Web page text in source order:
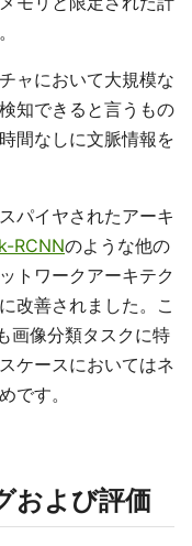
ャにおいて大規模な
知できると言うもの
間なしに文脈情報を
パイヤされたアーキ
RCNNのような他の
トワークアーキテク
改善されました。こ
画像分類タスクに特
ケースにおいてはネ
です。
および評価